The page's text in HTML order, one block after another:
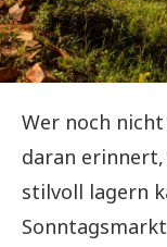
Wer noch
daran
stilvoll lagern